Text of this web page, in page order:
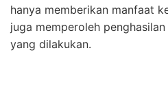
hanya memberikan manfaat
juga memperoleh
yang dilakukan.